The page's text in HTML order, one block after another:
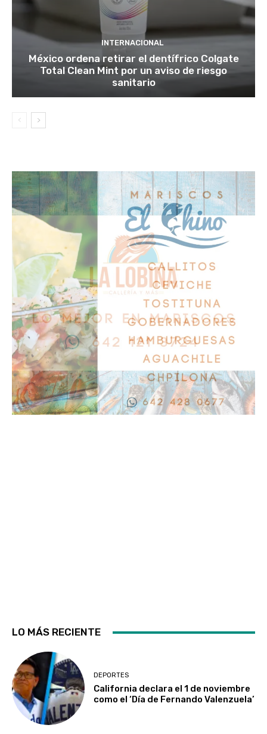
INTERNACIONAL
México ordena retirar el dentífrico Colgate
Total Clean Mint por un aviso de riesgo
sanitario
LO MÁS RECIENTE
DEPORTES
California declara el 1 de noviembre
como el ‘Día de Fernando Valenzuela’